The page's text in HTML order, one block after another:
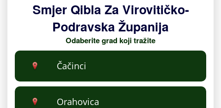
Smjer Qibla Za Virovitičko-
Podravska Županija
Odaberite grad koji tražite
Čačinci
Orahovica